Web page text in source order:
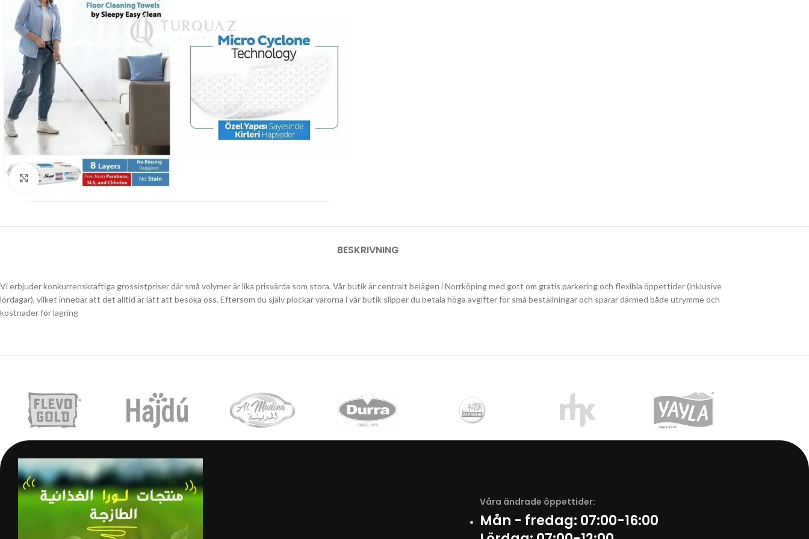
Click to enlarge
BESKRIVNING
Vi erbjuder konkurrenskraftiga grossistpriser där små volymer är lika prisvärda som stora. Vår butik är centralt belägen i Norrköping med gott om gratis parkering och flexibla öppettider (inklusive
lördagar), vilket innebär att det alltid är lätt att besöka oss. Eftersom du själv plockar varorna i vår butik slipper du betala höga avgifter för små beställningar och sparar därmed både utrymme och
kostnader för lagring
Våra ändrade öppettider:
Mån - fredag: 07:00-16:00